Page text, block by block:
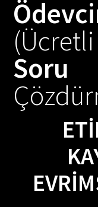
(Ücretli
Soru